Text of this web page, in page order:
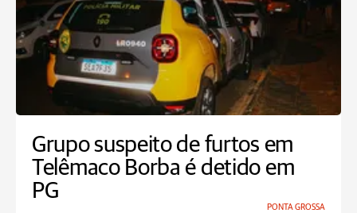
Grupo suspeito de furtos em
Telêmaco Borba é detido em
PG
PONTA GROSSA